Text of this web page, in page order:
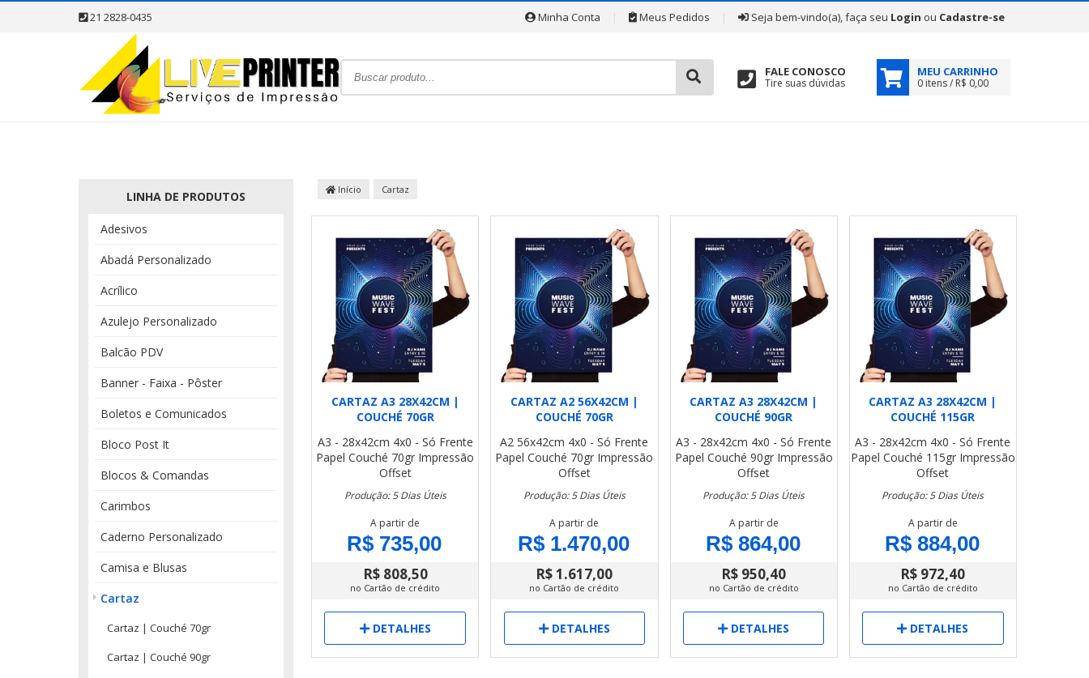
21 2828-0435 Minha Conta Meus Pedidos Seja bem-vindo(a), faça seu Login ou Cadastre-se
FALE CONOSCO
Tire suas dúvidas
MEU CARRINHO
0 itens / R$ 0,00
LINHA DE PRODUTOS
Adesivos
Abadá Personalizado
Acrílico
Azulejo Personalizado
Balcão PDV
Banner - Faixa - Pôster
Boletos e Comunicados
Bloco Post It
Blocos & Comandas
Carimbos
Caderno Personalizado
Camisa e Blusas
Cartaz
Cartaz | Couché 70gr
Cartaz | Couché 90gr
Início Cartaz
CARTAZ A3 28X42CM |
COUCHÉ 70GR
A3 - 28x42cm 4x0 - Só Frente
Papel Couché 70gr Impressão
Offset
Produção: 5 Dias Úteis
A partir de
R$ 735,00
R$ 808,50
no Cartão de crédito
DETALHES
CARTAZ A2 56X42CM |
COUCHÉ 70GR
A2 56x42cm 4x0 - Só Frente
Papel Couché 70gr Impressão
Offset
Produção: 5 Dias Úteis
A partir de
R$ 1.470,00
R$ 1.617,00
no Cartão de crédito
DETALHES
CARTAZ A3 28X42CM |
COUCHÉ 90GR
A3 - 28x42cm 4x0 - Só Frente
Papel Couché 90gr Impressão
Offset
Produção: 5 Dias Úteis
A partir de
R$ 864,00
R$ 950,40
no Cartão de crédito
DETALHES
CARTAZ A3 28X42CM |
COUCHÉ 115GR
A3 - 28x42cm 4x0 - Só Frente
Papel Couché 115gr Impressão
Offset
Produção: 5 Dias Úteis
A partir de
R$ 884,00
R$ 972,40
no Cartão de crédito
DETALHES